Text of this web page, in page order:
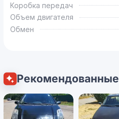
Коробка передач
Объем двигателя
Обмен
Рекомендованные